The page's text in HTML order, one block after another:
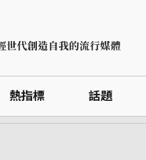
熱指標 話題